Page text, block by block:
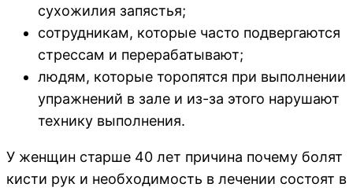
сухожилия запястья;
сотрудникам, которые часто подвергаются
стрессам и перерабатывают;
людям, которые торопятся при выполнении
упражнений в зале и из-за этого нарушают
технику выполнения.
У женщин старше 40 лет причина почему болят
кисти рук и необходимость в лечении состоят в